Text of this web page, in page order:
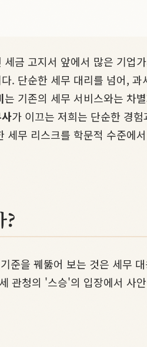
금 고지서 앞에서 많은 기업
. 단순한 세무 대리를 넘어,
는 기존의 세무 서비스와는 차
가 이끄는 저희는 단순한 경
무 리스크를 학문적 수준에
?
을 꿰뚫어 보는 것은 세무
관청의 '스승'의 입장에서 사